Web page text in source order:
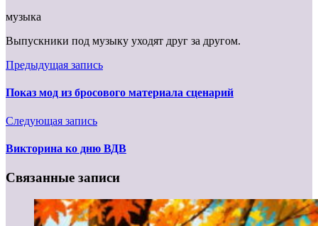
музыка
Выпускники под музыку уходят друг за другом.
Предыдущая запись
Показ мод из бросового материала сценарий
Следующая запись
Викторина ко дню ВДВ
Связанные записи